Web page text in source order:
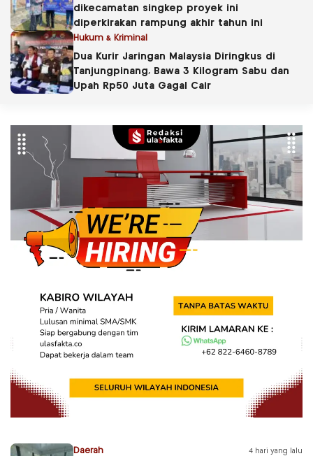
dikecamatan singkep proyek ini
diperkirakan rampung akhir tahun ini
Hukum & Kriminal
Dua Kurir Jaringan Malaysia Diringkus di
Tanjungpinang, Bawa 3 Kilogram Sabu dan
Upah Rp50 Juta Gagal Cair
Daerah 4 hari yang lalu